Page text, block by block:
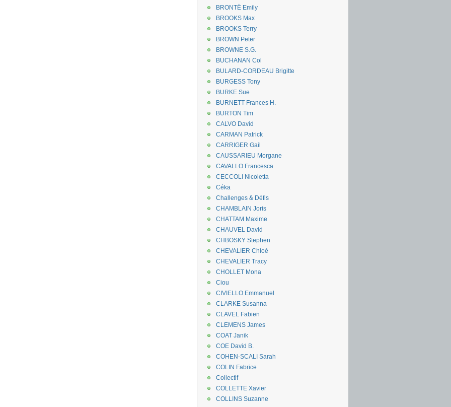
BRONTË Emily
BROOKS Max
BROOKS Terry
BROWN Peter
BROWNE S.G.
BUCHANAN Col
BULARD-CORDEAU Brigitte
BURGESS Tony
BURKE Sue
BURNETT Frances H.
BURTON Tim
CALVO David
CARMAN Patrick
CARRIGER Gail
CAUSSARIEU Morgane
CAVALLO Francesca
CECCOLI Nicoletta
Céka
Challenges & Défis
CHAMBLAIN Joris
CHATTAM Maxime
CHAUVEL David
CHBOSKY Stephen
CHEVALIER Chloé
CHEVALIER Tracy
CHOLLET Mona
Ciou
CIVIELLO Emmanuel
CLARKE Susanna
CLAVEL Fabien
CLEMENS James
COAT Janik
COE David B.
COHEN-SCALI Sarah
COLIN Fabrice
Collectif
COLLETTE Xavier
COLLINS Suzanne